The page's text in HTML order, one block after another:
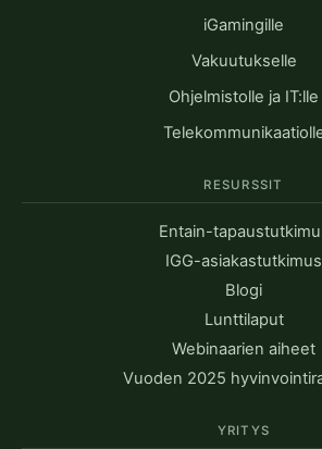
iGamingille
Vakuutukselle
Ohjelmistolle ja IT:lle
RESURSSIT
Entain-
IGG-asiakastutkimus
Blogi
Lunttilaput
Webinaarien aiheet
Vuoden 2025
YRITYS